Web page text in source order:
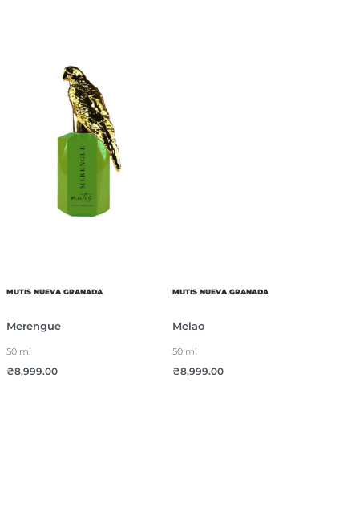
MUTIS NUEVA GRANADA
Merengue
50 ml
₴8,999.00
MUTIS NUEVA GRANADA
Melao
50 ml
₴8,999.00